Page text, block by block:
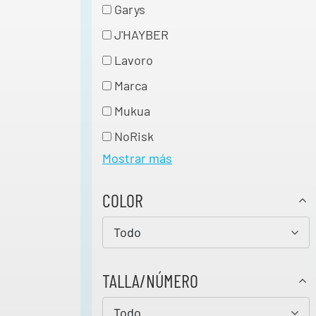
Garys
J'HAYBER
Lavoro
Marca
Mukua
NoRisk
Mostrar más
COLOR
Todo
TALLA/NÚMERO
Todo